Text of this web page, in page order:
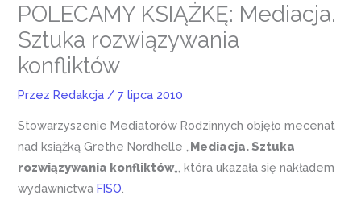
POLECAMY KSIĄŻKĘ: Mediacja.
Sztuka rozwiązywania
konfliktów
PrzezRedakcja /7 lipca 2010
Stowarzyszenie Mediatorów Rodzinnych objęło mecenat
nad książką Grethe Nordhelle „ Mediacja. Sztuka
rozwiązywania konfliktów„, która ukazała się nakładem
wydawnictwaFISO